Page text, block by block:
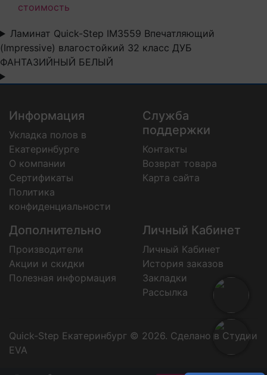
стоимость
Ламинат Quick-Step IM3559 Впечатляющий
(Impressive) влагостойкий 32 класс ДУБ
ФАНТАЗИЙНЫЙ БЕЛЫЙ
Информация
Укладка полов в
Екатеринбурге
О компании
Сертификаты
Политика
конфиденциальности
Служба
поддержки
Контакты
Возврат товара
Карта сайта
Дополнительно
Производители
Акции и скидки
Полезная информация
Личный Кабинет
Личный Кабинет
История заказов
Закладки
Рассылка
Quick-Step Екатеринбург © 2026. Сделано в Студии
EVA